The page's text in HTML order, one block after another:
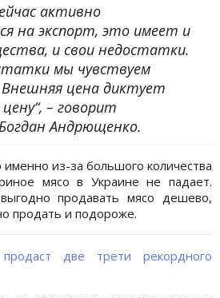
активно
на экспорт, это имеет и
и свои недостатки.
мы чувствуем
Внешняя цена диктует
– говорит
Андрющенко.
именно из-за большого количества
мясо в Украине не падает.
продавать мясо дешево,
продать и подороже.
две трети рекордного